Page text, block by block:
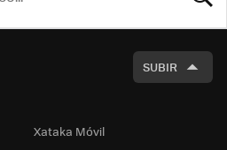
SUBIR
Xataka Móvil